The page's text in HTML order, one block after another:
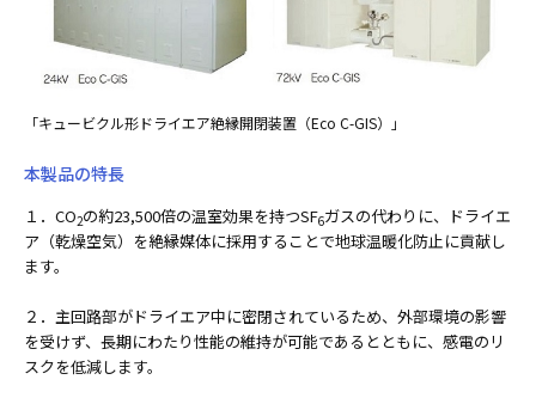
「キュービクル形ドライエア絶縁開閉装置（Eco C-GIS）」
本製品の特長
１．CO2の約23,500倍の温室効果を持つSF6ガスの代わりに、ドライエ
ア（乾燥空気）を絶縁媒体に採用することで地球温暖化防止に貢献し
ます。
２．主回路部がドライエア中に密閉されているため、外部環境の影響
を受けず、長期にわたり性能の維持が可能であるとともに、感電のリ
スクを低減します。